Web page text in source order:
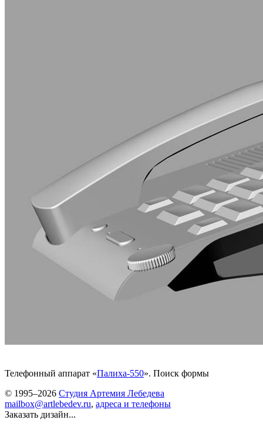
Телефонный аппарат «Палиха-550». Поиск формы
© 1995–2026 Студия Артемия Лебедева
mailbox@artlebedev.ru, адреса и телефоны
Заказать дизайн...